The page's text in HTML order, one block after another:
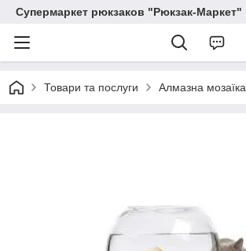
Супермаркет рюкзаков "Рюкзак-Маркет"
Товари та послуги Алмазна мозаїка